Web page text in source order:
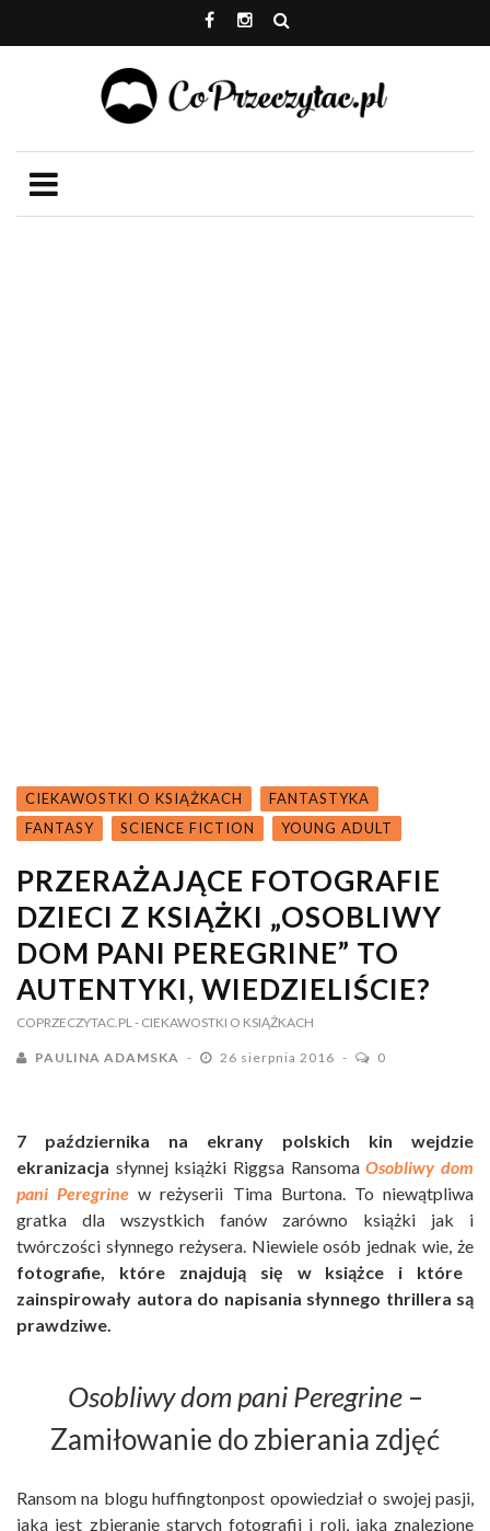
CIEKAWOSTKI O KSIĄŻKACH
FANTASTYKA
FANTASY
SCIENCE FICTION YOUNG ADULT
PRZERAŻAJĄCE FOTOGRAFIE
DZIECI Z KSIĄŻKI „OSOBLIWY
DOM PANI PEREGRINE” TO
AUTENTYKI, WIEDZIELIŚCIE?
COPRZECZYTAC.PL - CIEKAWOSTKI O KSIĄŻKACH
PAULINA ADAMSKA 26 sierpnia 2016 0
7 października na ekrany polskich kin wejdzie
ekranizacja słynnej książki Riggsa RansomaOsobliwy dom
pani Peregrine w reżyserii Tima Burtona. To niewątpliwa
gratka dla wszystkich fanów zarówno książki jak i
twórczości słynnego reżysera. Niewiele osób jednak wie, że
fotografie, które znajdują się w książce i które
zainspirowały autora do napisania słynnego thrillera są
prawdziwe.
Osobliwy dom pani Peregrine–
Zamiłowanie do zbierania zdjęć
Ransom na blogu huffingtonpost opowiedział o swojej pasji,
jaką jest zbieranie starych fotografii i roli, jaką znalezione